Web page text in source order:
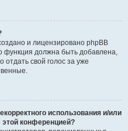
и лицензировано phpBB
функция должна быть добавлена,
отдать свой голос за уже
использования и/или
конференцией?